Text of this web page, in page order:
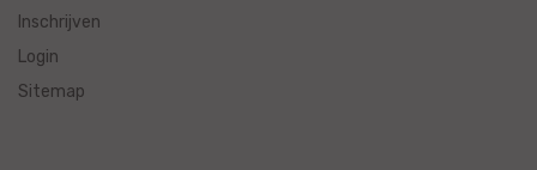
Inschrijven
Login
Sitemap